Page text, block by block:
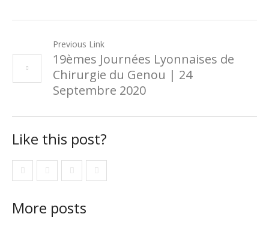
Previous Link
19èmes Journées Lyonnaises de
Chirurgie du Genou | 24
Septembre 2020
Like this post?
More posts